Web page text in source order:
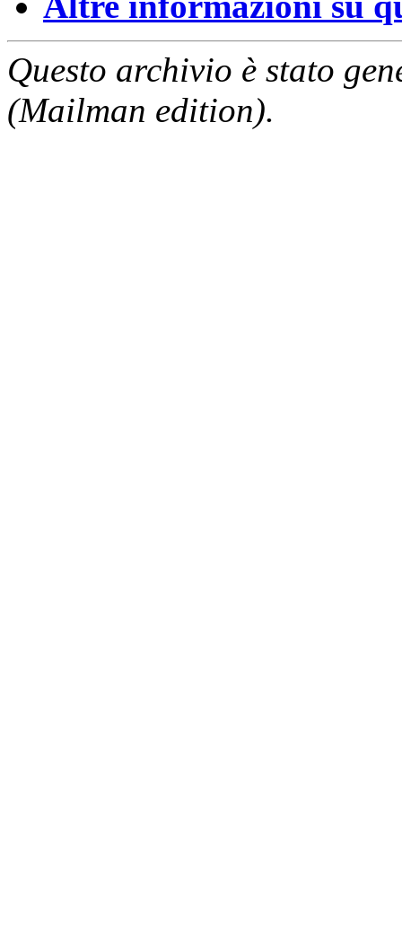
Questo archivio è stato
(Mailman edition).